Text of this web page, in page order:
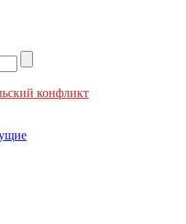
конфликт